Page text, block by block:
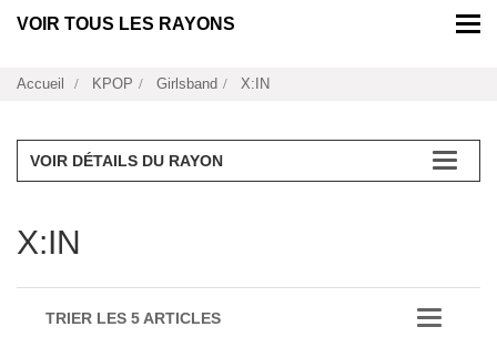
VOIR TOUS LES RAYONS
Accueil KPOP Girlsband X:IN
VOIR DÉTAILS DU RAYON
X:IN
TRIER LES 5 ARTICLES